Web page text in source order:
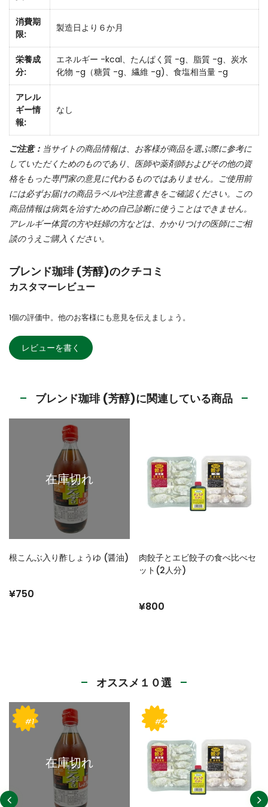
消費期
限:
製造日より６か月
栄養成
分:
エネルギー -kcal、たんぱく質 -g、脂質 -g、炭水
化物 -g（糖質 -g、繊維 -g)、食塩相当量 -g
アレル
ギー情
報:
なし
ご注意： 当サイトの商品情報は、お客様が商品を選ぶ際に参考に
していただくためのものであり、医師や薬剤師およびその他の資
格をもった専門家の意見に代わるものではありません。ご使用前
には必ずお届けの商品ラベルや注意書きをご確認ください。この
商品情報は病気を治すための自己診断に使うことはできません。
アレルギー体質の方や妊婦の方などは、かかりつけの医師にご相
談のうえご購入ください。
ブレンド珈琲 (芳醇)のクチコミ
カスタマーレビュー
1個の評価中。他のお客様にも意見を伝えましょう。
レビューを書く
ブレンド珈琲 (芳醇)に関連している商品
肉餃子とエビ餃子の食べ比べセ
パシオ 肉餃子 (10個入り)
オススメ１０選
#2 #3